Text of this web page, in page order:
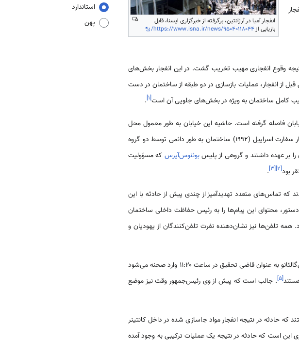
استاندارد
پهن
انفجار آمیا در آرژانتین، برگرفته از خبرگزاری ایسنا، قابل
بازیابی ازhttps://www.isna.ir/news/95040118044/
وقوع انفجاری مهیب تخریب گشت. در این انفجار بخش‌های
و قریب ۱۵۰ نفر زخمی شدند. از مدتی قبل از انفجار، عملیات بازسازی در دو طبقه از ساختمان در دست
کامل ساختمان به ویژه در بخش‌های جلویی آن است[۱]
.
فاصله گرفته است. حاشیه این خیابان به طور معمول محل
پارک اتومبیل‌هاست. ضمن این‌که به دلایل امنیتی از دو سال قبل از آن و پس از انفجار سفارت اسراییل (۱۹۹۲) ساختمان به طور دائمی توسط دو گروه
بر عهده داشتند و گروهی از پلیسبوئنوس‌آیرس که مسؤولیت
بود[۲]
[۳]
.
که تماس‌های متعدد تهدیدآمیز از چندی پیش از حادثه با این
محتوای این پیام‌ها را به رئیس حفاظت داخلی ساختمان
ژوئیه به شدت افزایش یافته بود. همه تلفن‌ها نیز نشان‌دهنده نفرت تلفن‌کنندگان از یهودیان و
در ساعات اولیه اظهار نظرهای متفاوتی در مورد نحوه وقوع انفجار صورت می‌گیرد. قاضی‌گالئانو به عنوان قاضی تحقیق در ساعت ۱۱:۲۰ وارد صحنه می‌شود
[۵]. جالب است که پیش از وی رئیس‌جمهور وقت نیز موضع
که حادثه در نتیجه انفجار مواد جاسازی شده در داخل کانتینر
این است که حادثه در نتیجه یک عملیات ترکیبی به وجود آمده